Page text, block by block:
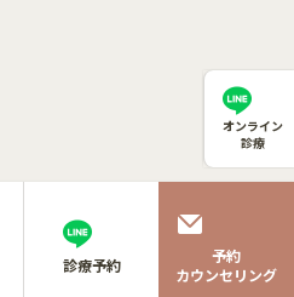
診療予約
予約
カウンセリング
オンライン
診療